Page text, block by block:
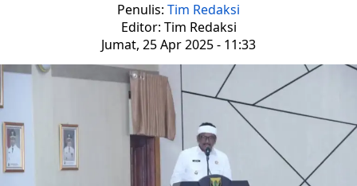
Penulis: Tim Redaksi
Editor: Tim Redaksi
Jumat, 25 Apr 2025 - 11:33